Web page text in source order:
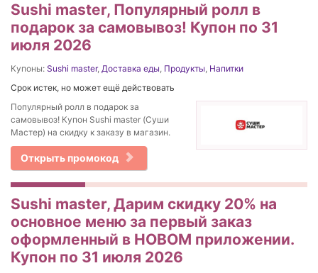
Sushi master, Популярный ролл в
подарок за самовывоз! Купон по 31
июля 2026
Купоны: Sushi master, Доставка еды, Продукты, Напитки
Срок истек, но может ещё действовать
Популярный ролл в подарок за
самовывоз! Купон Sushi master (Суши
Мастер) на скидку к заказу в магазин.
Открыть промокод
Sushi master, Дарим скидку 20% на
основное меню за первый заказ
оформленный в НОВОМ приложении.
Купон по 31 июля 2026